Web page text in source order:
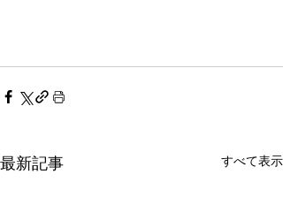
最新記事 すべて表示